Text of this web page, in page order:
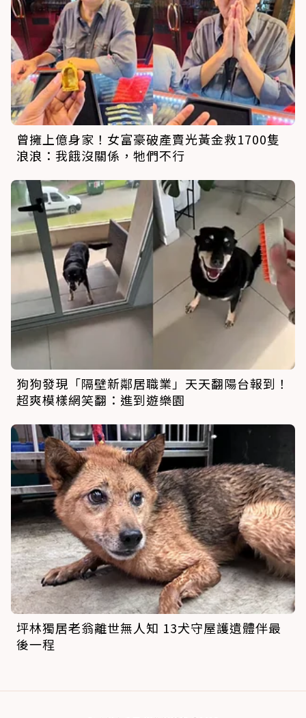
曾擁上億身家！女富豪破產賣光黃金救1700隻
浪浪：我餓沒關係，牠們不行
狗狗發現「隔壁新鄰居職業」天天翻陽台報到！
超爽模樣網笑翻：進到遊樂園
坪林獨居老翁離世無人知 13犬守屋護遺體伴最
後一程